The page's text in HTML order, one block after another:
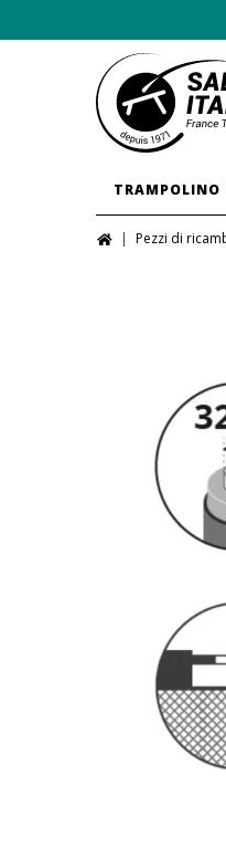
TRAMPOLINO
Pezzi di